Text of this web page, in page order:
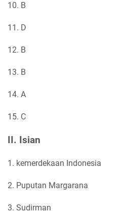
10. B
11. D
12. B
13. B
14. A
15. C
II. Isian
1. kemerdekaan Indonesia
2. Puputan Margarana
3. Sudirman